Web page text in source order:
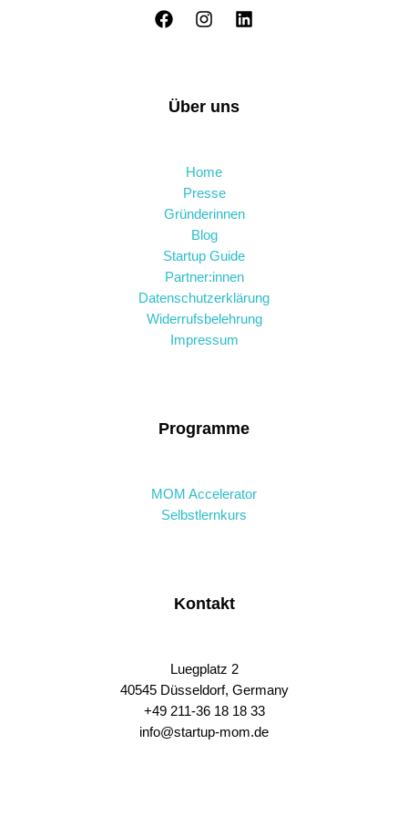
Über uns
Home
Presse
Gründerinnen
Blog
Startup Guide
Partner:innen
Datenschutzerklärung
Widerrufsbelehrung
Impressum
Programme
MOM Accelerator
Selbstlernkurs
Kontakt
Luegplatz 2
40545 Düsseldorf, Germany
+49 211-36 18 18 33
info@startup-mom.de